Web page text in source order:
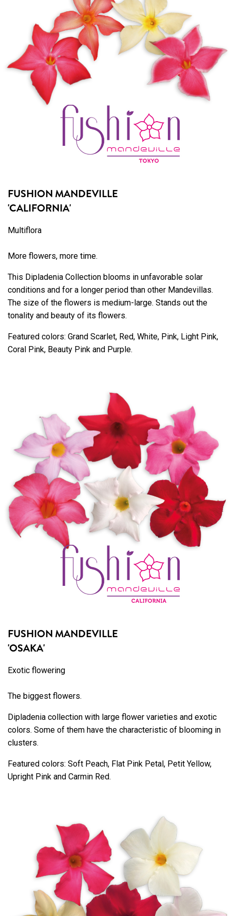
FUSHION MANDEVILLE
'CALIFORNIA'
Multiflora
More flowers, more time.
This Dipladenia Collection blooms in unfavorable solar
conditions and for a longer period than other Mandevillas.
The size of the flowers is medium-large. Stands out the
tonality and beauty of its flowers.
Featured colors: Grand Scarlet, Red, White, Pink, Light Pink,
Coral Pink, Beauty Pink and Purple.
FUSHION MANDEVILLE
'OSAKA'
Exotic flowering
The biggest flowers.
Dipladenia collection with large flower varieties and exotic
colors. Some of them have the characteristic of blooming in
clusters.
Featured colors: Soft Peach, Flat Pink Petal, Petit Yellow,
Upright Pink and Carmin Red.